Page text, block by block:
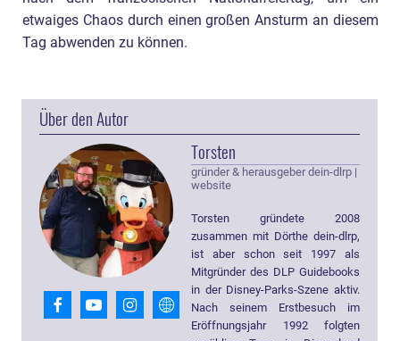
etwaiges Chaos durch einen großen Ansturm an diesem
Tag abwenden zu können.
Über den Autor
Torsten
gründer & herausgeber dein-dlrp |
website
Torsten gründete 2008
zusammen mit Dörthe dein-dlrp,
ist aber schon seit 1997 als
Mitgründer des DLP Guidebooks
in der Disney-Parks-Szene aktiv.
Nach seinem Erstbesuch im
Eröffnungsjahr 1992 folgten